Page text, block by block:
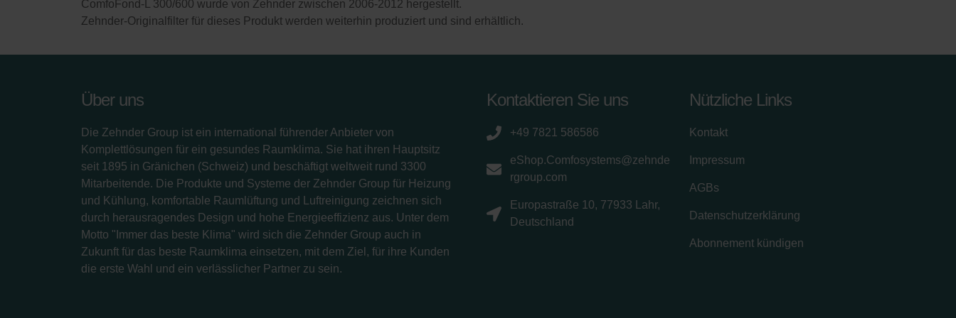
ComfoFond-L 300/600 wurde von Zehnder zwischen 2006-2012 hergestellt.
Zehnder-Originalfilter für dieses Produkt werden weiterhin produziert und sind erhältlich.
Über uns
Die Zehnder Group ist ein international führender Anbieter von
Komplettlösungen für ein gesundes Raumklima. Sie hat ihren Hauptsitz
seit 1895 in Gränichen (Schweiz) und beschäftigt weltweit rund 3300
Mitarbeitende. Die Produkte und Systeme der Zehnder Group für Heizung
und Kühlung, komfortable Raumlüftung und Luftreinigung zeichnen sich
durch herausragendes Design und hohe Energieeffizienz aus. Unter dem
Motto "Immer das beste Klima" wird sich die Zehnder Group auch in
Zukunft für das beste Raumklima einsetzen, mit dem Ziel, für ihre Kunden
die erste Wahl und ein verlässlicher Partner zu sein.
Kontaktieren Sie uns
+49 7821 586586
eShop.Comfosystems@zehnde
rgroup.com
Europastraße 10, 77933 Lahr,
Deutschland
Nützliche Links
Kontakt
Impressum
AGBs
Datenschutzerklärung
Abonnement kündigen